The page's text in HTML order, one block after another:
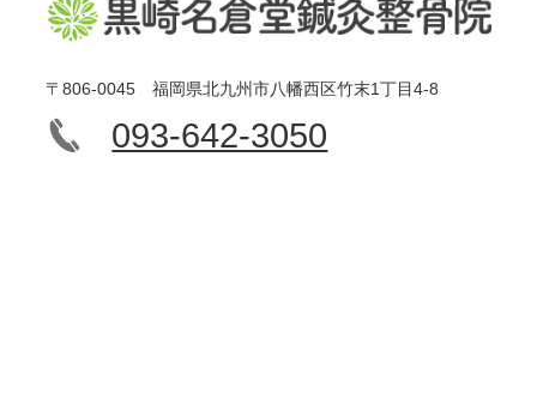
〒806-0045 福岡県北九州市八幡西区竹末1丁目4-8
093-642-3050